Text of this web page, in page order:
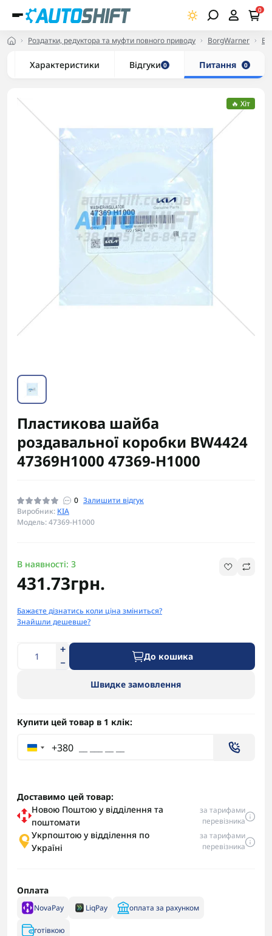
0
Роздатки, редуктора та муфти повного приводу BorgWarner
Характеристики Відгуки 0 Питання 0
🔥 Хіт
Пластикова шайба
роздавальної коробки BW4424
47369H1000 47369-H1000
0 Залишити відгук
Виробник: KIA
Модель: 47369-H1000
В наявності: 3
431.73грн.
Бажаєте дізнатись коли ціна зміниться?
Знайшли дешевше?
До кошика
Швидке замовлення
Купити цей товар в 1 клік:
+380
Доставимо цей товар:
Новою Поштою у відділення та
поштомати
за тарифами
перевізника
Укрпоштою у відділення по
Україні
за тарифами
перевізника
Оплата
NovaPay LiqPay оплата за рахунком
готівкою